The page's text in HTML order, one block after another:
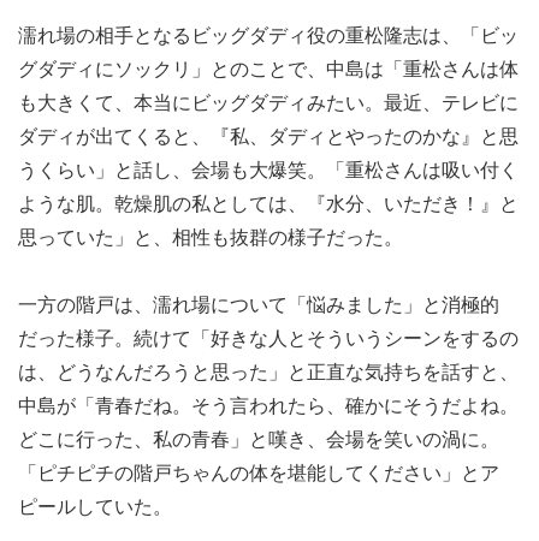
濡れ場の相手となるビッグダディ役の重松隆志は、「ビッ
グダディにソックリ」とのことで、中島は「重松さんは体
も大きくて、本当にビッグダディみたい。最近、テレビに
ダディが出てくると、『私、ダディとやったのかな』と思
うくらい」と話し、会場も大爆笑。「重松さんは吸い付く
ような肌。乾燥肌の私としては、『水分、いただき！』と
思っていた」と、相性も抜群の様子だった。
一方の階戸は、濡れ場について「悩みました」と消極的
だった様子。続けて「好きな人とそういうシーンをするの
は、どうなんだろうと思った」と正直な気持ちを話すと、
中島が「青春だね。そう言われたら、確かにそうだよね。
どこに行った、私の青春」と嘆き、会場を笑いの渦に。
「ピチピチの階戸ちゃんの体を堪能してください」とア
ピールしていた。